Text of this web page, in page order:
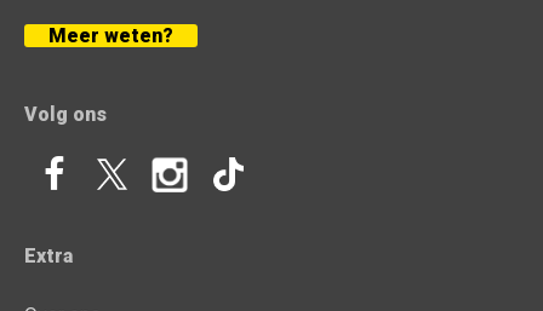
Meer weten?
Volg ons
Extra